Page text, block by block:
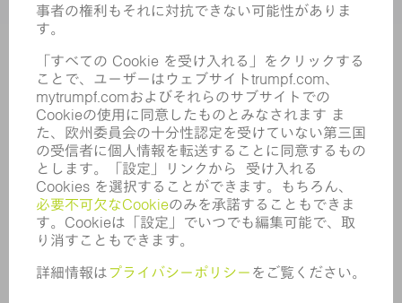
取締役会
年次報告書
コンプライアンス
内部通報制度
セキュリティ
プレスリリース
マガジン
サステナビリティ
気候と環境
社会と地域
コーポレートガバナンス